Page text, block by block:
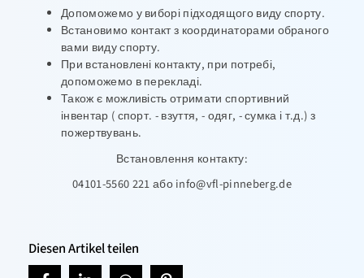
Допоможемо у виборі підходящого виду спорту.
Встановимо контакт з координаторами обраного
вами виду спорту.
При встановлені контакту, при потребі,
допоможемо в перекладі.
Також є можливість отримати спортивний
інвентар ( спорт. - взуття, - одяг, - сумка і т.д.) з
пожертвувань.
Встановлення контакту:
04101-5560 221 абоinfo@vfl-pinneberg.de
Diesen Artikel teilen